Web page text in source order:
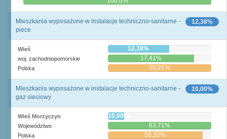
12,38%
Mieszkania wyposażone w instalacje techniczno-sanitarne -
piece
Wieś 12,38%
woj. zachodniopomorskie 17,41%
Polska 20,91%
10,00%
Mieszkania wyposażone w instalacje techniczno-sanitarne -
gaz sieciowy
Wieś Morzyczyn 10,00%
Województwo 63,71%
Polska 58,32%